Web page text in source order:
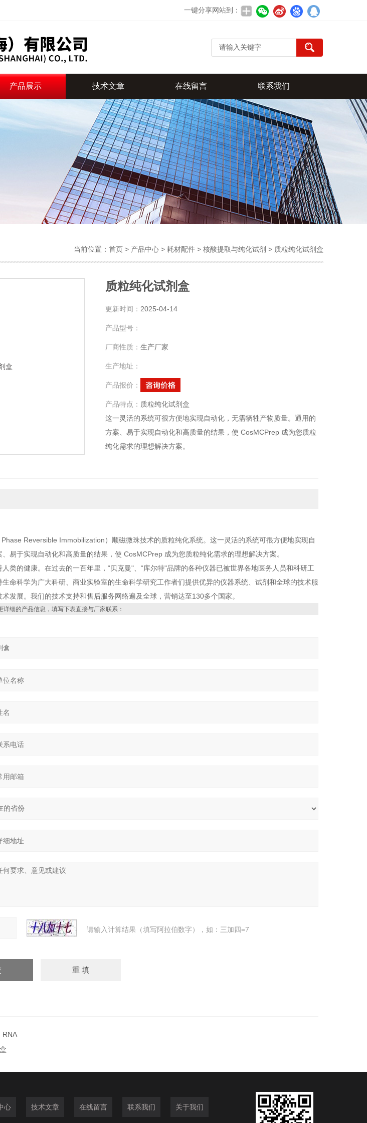
一键分享网站到：
产品展示 技术文章 在线留言 联系我们
当前位置： 首页 > 产品中心 > 耗材配件 > 核酸提取与纯化试剂 > 质粒纯化试剂盒
质粒纯化试剂盒
更新时间： 2025-04-14
产品型号：
厂商性质： 生产厂家
生产地址：
产品报价：
产品特点： 质粒纯化试剂盒
这一灵活的系统可很方便地实现自动化，无需牺牲产物质量。通用的
方案、易于实现自动化和高质量的结果，使 CosMCPrep 成为您质粒
纯化需求的理想解决方案。
Reversible Immobilization）顺磁微珠技术的质粒纯化系统。这一灵活的系统可很方便地实现自
易于实现自动化和高质量的结果，使 CosMCPrep 成为您质粒纯化需求的理想解决方案。
类的健康。在过去的一百年里，“贝克曼"、“库尔特"品牌的各种仪器已被世界各地医务人员和科研工
命科学为广大科研、商业实验室的生命科学研究工作者们提供优异的仪器系统、试剂和全球的技术服
发展。我们的技术支持和售后服务网络遍及全球，营销达至130多个国家。
详细的产品信息，填写下表直接与厂家联系：
请输入计算结果（填写阿拉伯数字），如：三加四=7
RNA
心 技术文章 在线留言 联系我们 关于我们